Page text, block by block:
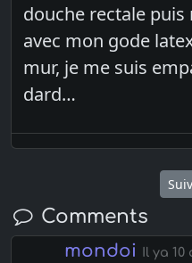
douche rectale
avec mon gode
mur, je me suis
dard…
Comments
mondoi Il ya 10